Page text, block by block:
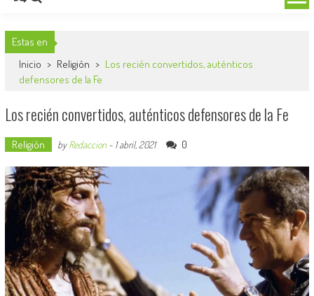
Estas en
Inicio > Religión > Los recién convertidos, auténticos
defensores de la Fe
Los recién convertidos, auténticos defensores de la Fe
Religión byRedaccion- 1 abril, 2021 0